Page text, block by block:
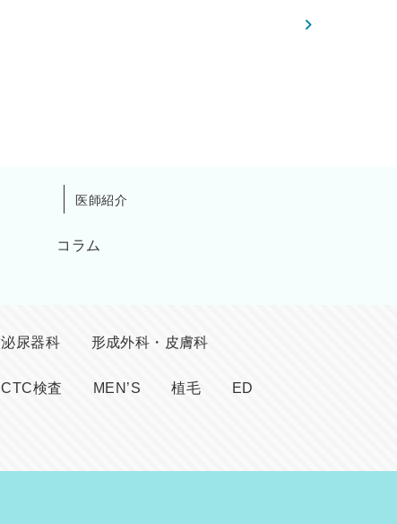
医師紹介
コラム
泌尿器科 形成外科・皮膚科
CTC検査 MEN’S 植毛 ED